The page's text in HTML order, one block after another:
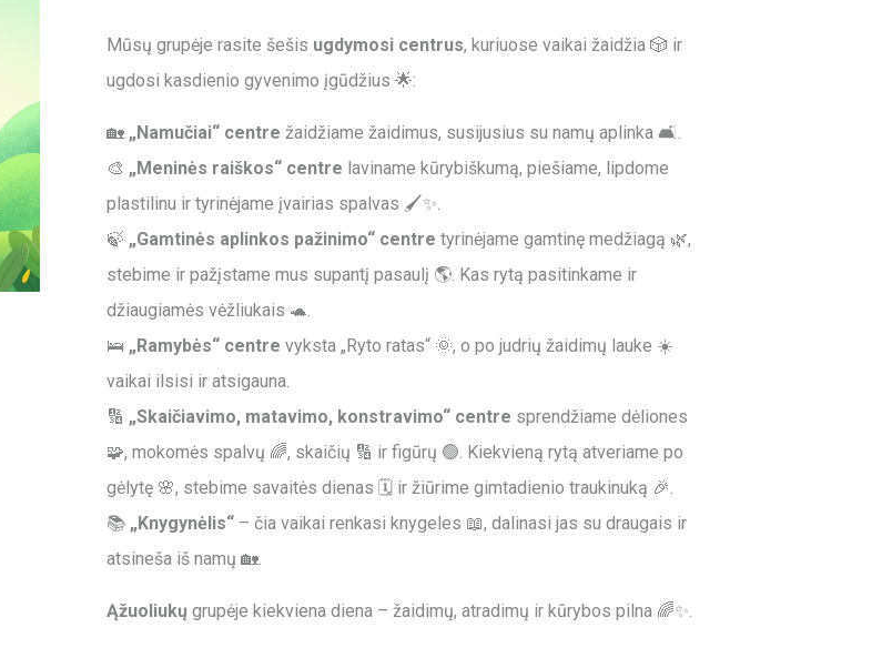
Mūsų grupėje rasite šešis ugdymosi centrus, kuriuose vaikai žaidžia 🎲 ir
ugdosi kasdienio gyvenimo įgūdžius 🌟:
🏡 „Namučiai“ centre žaidžiame žaidimus, susijusius su namų aplinka 🛋️.
🎨 „Meninės raiškos“ centre laviname kūrybiškumą, piešiame, lipdome
plastilinu ir tyrinėjame įvairias spalvas 🖌️✨.
🍃 „Gamtinės aplinkos pažinimo“ centre tyrinėjame gamtinę medžiagą 🌿,
stebime ir pažįstame mus supantį pasaulį 🌎. Kas rytą pasitinkame ir
džiaugiamės vėžliukais 🐢.
🛌 „Ramybės“ centre vyksta „Ryto ratas“ 🌞, o po judrių žaidimų lauke ☀️
vaikai ilsisi ir atsigauna.
🔢 „Skaičiavimo, matavimo, konstravimo“ centre sprendžiame dėliones
🧩, mokomės spalvų 🌈, skaičių 🔢 ir figūrų 🟢. Kiekvieną rytą atveriame po
gėlytę 🌸, stebime savaitės dienas 🗓️ ir žiūrime gimtadienio traukinuką 🎉.
📚 „Knygynėlis“ – čia vaikai renkasi knygeles 📖, dalinasi jas su draugais ir
atsineša iš namų 🏡.
Ąžuoliukų grupėje kiekviena diena – žaidimų, atradimų ir kūrybos pilna 🌈✨.